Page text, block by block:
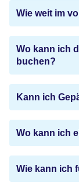
Wie weit im
Wo kann ich
buchen?
Kann ich
Wo kann ich
Wie kann ich